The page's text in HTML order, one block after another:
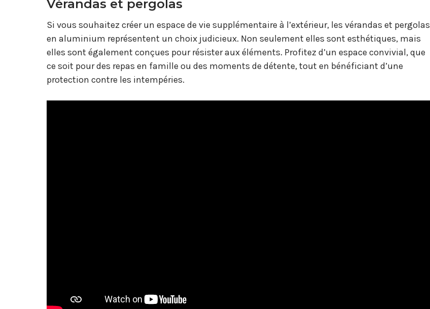
Vérandas et pergolas
Si vous souhaitez créer un espace de vie supplémentaire à l’extérieur, les vérandas et pergolas
en aluminium représentent un choix judicieux. Non seulement elles sont esthétiques, mais
elles sont également conçues pour résister aux éléments. Profitez d’un espace convivial, que
ce soit pour des repas en famille ou des moments de détente, tout en bénéficiant d’une
protection contre les intempéries.